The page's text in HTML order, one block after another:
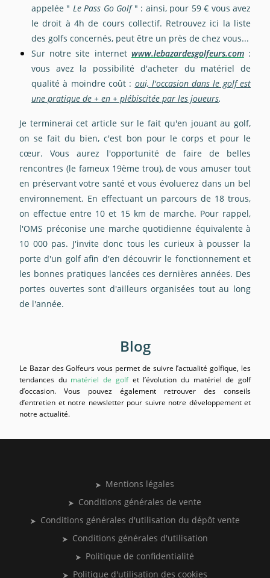
appelée " Le Pass Go Golf" : ainsi, pour 59 € vous avez
le droit à 4h de cours collectif. Retrouvez ici la liste
des golfs concernés, peut être un près de chez vous...
Sur notre site internet www.lebazardesgolfeurs.com:
vous avez la possibilité d'acheter du matériel de
qualité à moindre coût : oui, l'occasion dans le golf est
une pratique de + en + plébiscitée par les joueurs.
Je terminerai cet article sur le fait qu'en jouant au golf,
on se fait du bien, c'est bon pour le corps et pour le
cœur. Vous aurez l'opportunité de faire de belles
rencontres (le fameux 19ème trou), de vous amuser tout
en préservant votre santé et vous évoluerez dans un bel
environnement. En effectuant un parcours de 18 trous,
on effectue entre 10 et 15 km de marche. Pour rappel,
l'OMS préconise une marche quotidienne équivalente à
10 000 pas. J'invite donc tous les curieux à pousser la
porte d'un golf afin d'en découvrir le fonctionnement et
les bonnes pratiques lancées ces dernières années. Des
portes ouvertes sont d'ailleurs organisées tout au long
de l'année.
Blog
Le Bazar des Golfeurs vous permet de suivre l’actualité golfique, les
tendances du matériel de golfet l’évolution du matériel de golf
d’occasion. Vous pouvez également retrouver des conseils
d’entretien et notre newsletter pour suivre notre développement et
notre actualité.
Mentions légales
Conditions générales de vente
Conditions générales d'utilisation du dépôt vente
Conditions générales d'utilisation
Politique de confidentialité
Politique d'utilisation des cookies